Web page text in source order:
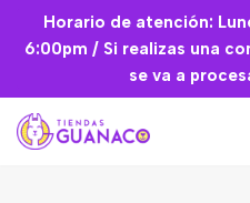
Saltar
contenido
Horario de atención:
6:00pm / Si realizas una
se va a